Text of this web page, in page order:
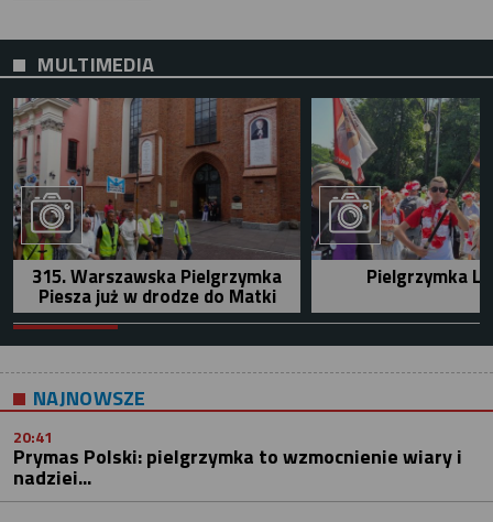
MULTIMEDIA
315. Warszawska Pielgrzymka
Piesza już w drodze do Matki
Pielgrzymka
NAJNOWSZE
20:41
Prymas Polski: pielgrzymka to wzmocnienie wiary i
nadziei...